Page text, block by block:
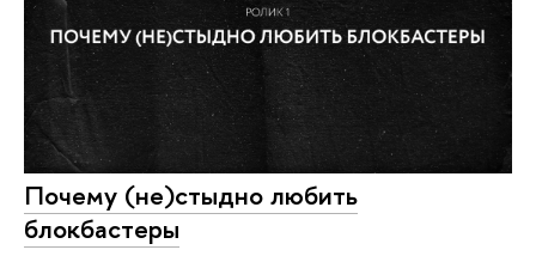
Почему (не)стыдно любить
блокбастеры